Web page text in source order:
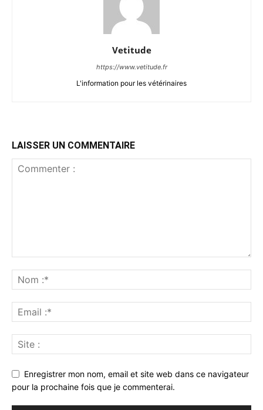
Vetitude
https://www.vetitude.fr
L'information pour les vétérinaires
LAISSER UN COMMENTAIRE
Enregistrer mon nom, email et site web dans ce navigateur
pour la prochaine fois que je commenterai.